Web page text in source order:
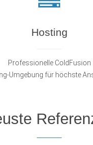
Hosting
Professionelle ColdFusion
Umgebung für höchste